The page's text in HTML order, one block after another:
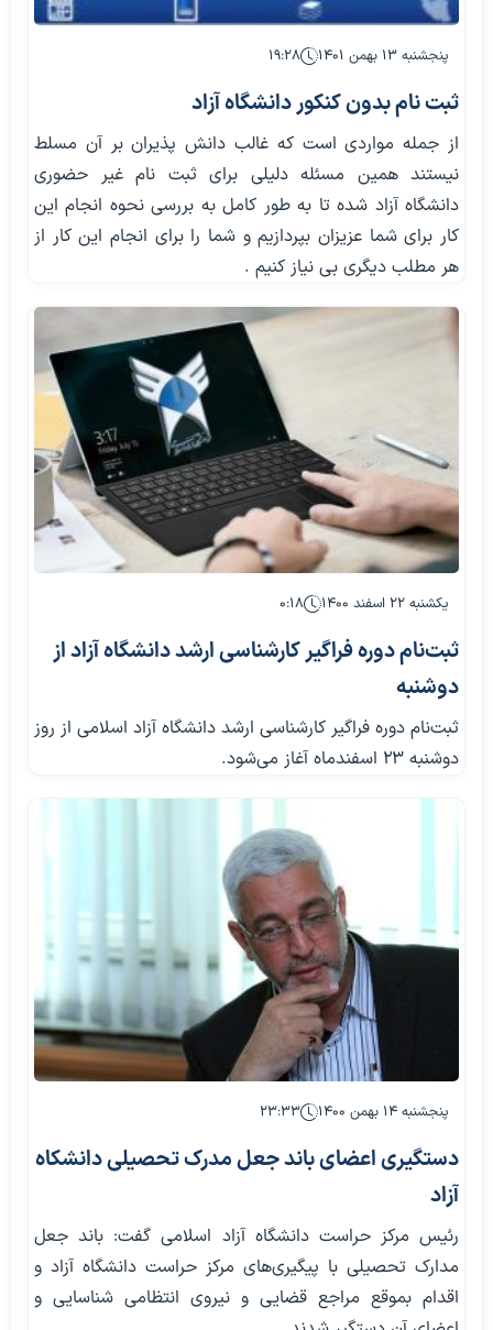
پنجشنبه ۱۳ بهمن ۱۴۰۱ ۱۹:۲۸
ثبت نام بدون کنکور دانشگاه آزاد
از جمله مواردی است که غالب دانش پذيران بر آن مسلط
نیستند همین مسئله دلیلی برای ثبت نام غیر حضوری
دانشگاه آزاد شده تا به طور کامل به بررسی نحوه انجام این
کار برای شما عزیزان بپردازیم و شما را برای انجام این کار از
هر مطلب دیگری بی نیاز کنیم .
یکشنبه ۲۲ اسفند ۱۴۰۰ ۰:۱۸
ثبت‌نام دوره فراگیر کارشناسی ارشد دانشگاه آزاد از
دوشنبه
ثبت‌نام دوره فراگیر کارشناسی ارشد دانشگاه آزاد اسلامی از روز
دوشنبه ۲۳ اسفندماه آغاز می‌شود.
پنجشنبه ۱۴ بهمن ۱۴۰۰ ۲۳:۳۳
دستگیری اعضای باند جعل مدرک تحصیلی دانشکاه
آزاد
رئیس مرکز حراست دانشگاه آزاد اسلامی گفت: باند جعل
مدارک تحصیلی با پیگیری‌های مرکز حراست دانشگاه آزاد و
اقدام بموقع مراجع قضایی و نیروی انتظامی شناسایی و